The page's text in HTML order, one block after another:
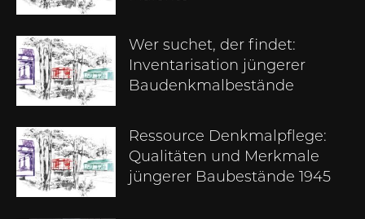
Wer suchet, der findet:
Inventarisation jüngerer
Baudenkmalbestände
Ressource Denkmalpflege:
Qualitäten und Merkmale
jüngerer Baubestände 1945